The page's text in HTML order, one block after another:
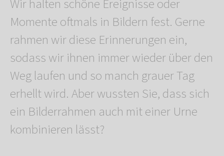
Wir halten schöne Ereignisse oder
Momente oftmals in Bildern fest. Gerne
rahmen wir diese Erinnerungen ein,
sodass wir ihnen immer wieder über den
Weg laufen und so manch grauer Tag
erhellt wird. Aber wussten Sie, dass sich
ein Bilderrahmen auch mit einer Urne
kombinieren lässt?